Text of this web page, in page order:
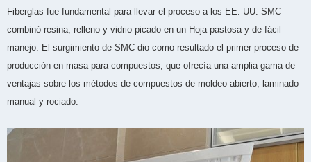
Fiberglas fue fundamental para llevar el proceso a los EE. UU. SMC
combinó resina, relleno y vidrio picado en un Hoja pastosa y de fácil
manejo. El surgimiento de SMC dio como resultado el primer proceso de
producción en masa para compuestos, que ofrecía una amplia gama de
ventajas sobre los métodos de compuestos de moldeo abierto, laminado
manual y rociado.